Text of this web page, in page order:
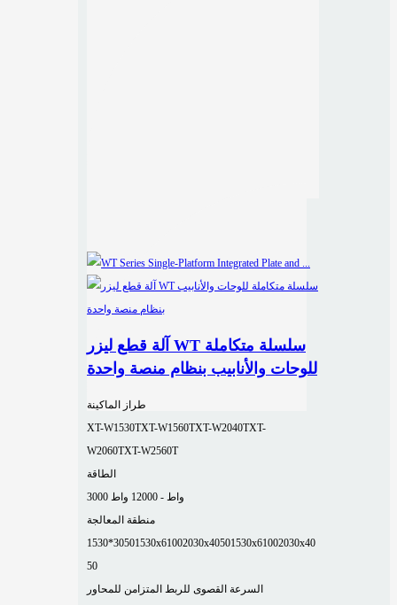
آلة قطع ليزر WT سلسلة متكاملة
للوحات والأنابيب بنظام منصة واحدة
طراز الماكينة
XT-W1530TXT-W1560TXT-W2040TXT-
W2060TXT-W2560T
الطاقة
3000 واط - 12000 واط
منطقة المعالجة
1530*30501530x61002030x40501530x61002030x40
50
السرعة القصوى للربط المتزامن للمحاور